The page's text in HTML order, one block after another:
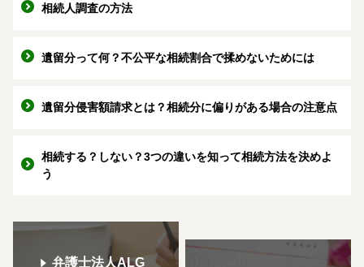
相続人調査の方法
遺留分って何？不公平な相続割合で揉めないためには
遺留分侵害額請求とは？相続分に偏りがある場合の注意点
相続する？しない？3つの違いを知って相続方法を決めよ
う
弁護士法人ALG